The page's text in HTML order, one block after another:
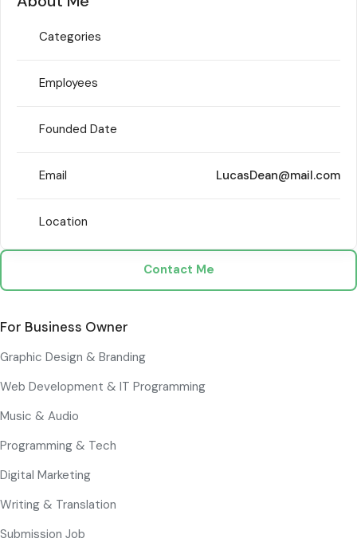
Categories
Employees
Founded Date
Email LucasDean@mail.com
Location
Contact Me
For Business Owner
Graphic Design & Branding
Web Development & IT Programming
Music & Audio
Programming & Tech
Digital Marketing
Writing & Translation
Submission Job